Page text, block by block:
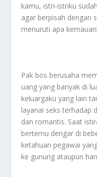
kamu, istri-istriku
agar berpisah dengan
menuruti apa
Pak bos berusaha
uang yang banyak di
keluargaku yang lain
layanai seks terhadap
dan romantis. Saat
bertemu dengar di
ketahuan pegawai
ke gunung ataupun